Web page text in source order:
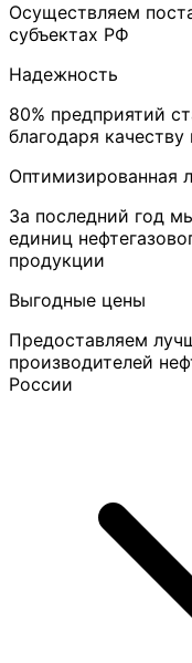
Осуществляем
субъектах РФ
Надежность
80% предприятий
благодаря
Оптимизированная
За последний год
единиц
продукции
Выгодные цены
Предоставляем
производителей
России